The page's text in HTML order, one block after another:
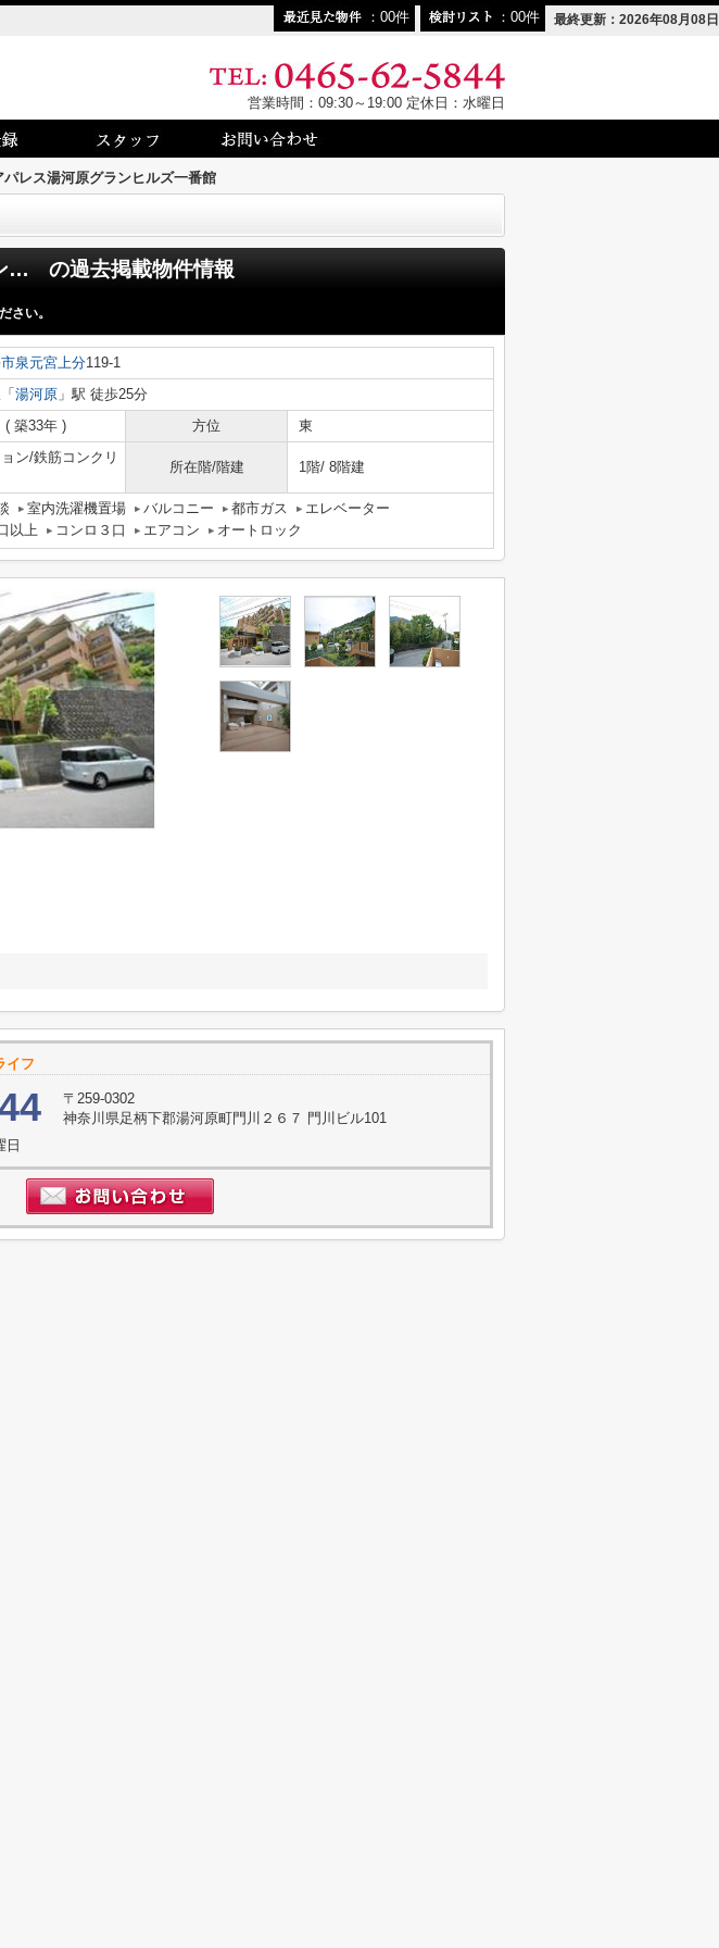
00 00 最終更新：2026年08月08日
営業時間：09:30～19:00 定休日：水曜日
パレス湯河原グランヒルズ一番館
ダイアパレス湯河原グランヒルズ一番館 の過去掲載物件情報
さい。
泉元宮上分119-1
「 湯河原 」駅 徒歩25分
( 築33年 ) 方位 東
ン/鉄筋コンクリ
所在階/階建 1階/ 8階建
室内洗濯機置場 バルコニー 都市ガス
エレベーター
以上
コンロ３口 エアコン オートロック
イフ
〒259-0302
神奈川県足柄下郡湯河原町門川２６７ 門川ビル101
日